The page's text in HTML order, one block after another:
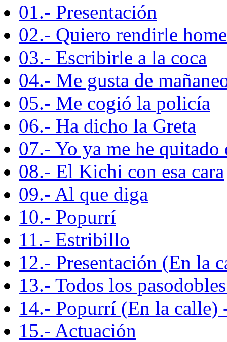
01.- Presentación
02.- Quiero rendirle
03.- Escribirle a la coca
04.- Me gusta de
05.- Me cogió la policía
06.- Ha dicho la Greta
07.- Yo ya me he quitado
08.- El Kichi con esa cara
09.- Al que diga
10.- Popurrí
11.- Estribillo
12.- Presentación (En la
13.- Todos los
14.- Popurrí (En la calle)
15.- Actuación